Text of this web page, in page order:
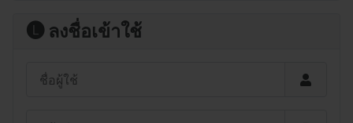
🅛 ลงชื่อเข้าใช้